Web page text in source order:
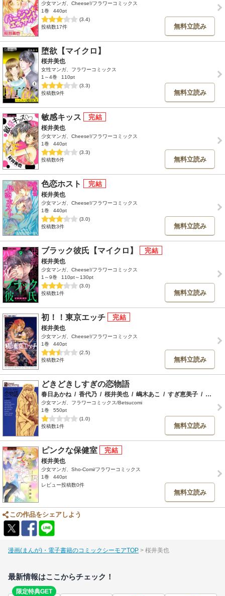
少女マンガ、Cheese!/フラワーコミックス
1巻
440pt
(3.4)
投稿数17件
無料立読み
堕欲【マイクロ】
桜井美也
女性マンガ、フラワーコミックス
1～4巻
110pt
(3.3)
投稿数9件
無料立読み
敏感キッス
桜井美也
少女マンガ、Cheese!/フラワーコミックス
1巻
440pt
(3.3)
投稿数6件
無料立読み
色恋ホスト
桜井美也
少女マンガ、Cheese!/フラワーコミックス
1巻
440pt
(3.0)
投稿数3件
無料立読み
ブラック彼氏【マイクロ】
桜井美也
少女マンガ、Cheese!/フラワーコミックス
1～9巻
110pt～130pt
(3.0)
投稿数1件
無料立読み
初！！東京エッチ
桜井美也
少女マンガ、Cheese!/フラワーコミックス
1巻
440pt
(2.5)
投稿数2件
無料立読み
どきどきしすぎの恋物語
春日あかね / 香代乃 / 桜井美也 / 嶋木あこ / すぎ恵美子 /
少女マンガ、フラワーコミックス/Betsucomi
1巻
550pt
(1.0)
投稿数1件
無料立読み
ピンクな保健室
桜井美也
少女マンガ、Sho-Comi/フラワーコミックス
1巻
440pt
レビュー投稿数0件
無料立読み
この作品をシェアしよう
漫画(まんが)・電子書籍のコミックシーモアTOP 桜井美也
最新情報はここからチェック！
限定特典GET